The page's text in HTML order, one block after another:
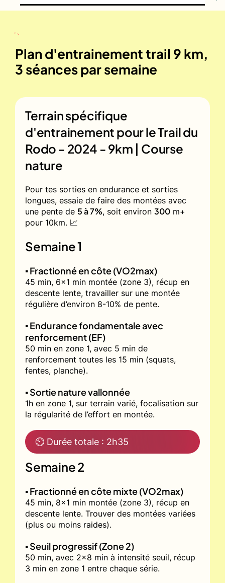
Plan d'entrainement trail 9 km,
3 séances par semaine
Terrain spécifique
d'entrainement pour leTrail du
Rodo - 2024 - 9km | Course
nature
Pour tes sorties en endurance et sorties
longues, essaie de faire des montées avec
une pente de 5 à 7%, soit environ 300 m+
pour 10km. 📈
Semaine 1
▪️ Fractionné en côte (VO2max)
45 min, 6x1 min montée (zone 3), récup en
descente lente, travailler sur une montée
régulière d’environ 8-10% de pente.
▪️ Endurance fondamentale avec
renforcement (EF)
50 min en zone 1, avec 5 min de
renforcement toutes les 15 min (squats,
fentes, planche).
▪️ Sortie nature vallonnée
1h en zone 1, sur terrain varié, focalisation sur
la régularité de l’effort en montée.
⏲ Durée totale : 2h35
Semaine 2
▪️ Fractionné en côte mixte (VO2max)
45 min, 8x1 min montée (zone 3), récup en
descente lente. Trouver des montées variées
(plus ou moins raides).
▪️ Seuil progressif (Zone 2)
50 min, avec 2x8 min à intensité seuil, récup
3 min en zone 1 entre chaque série.